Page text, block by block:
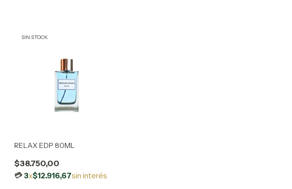
SIN STOCK
RELAX EDP 80ML
$38.750,00
3x$12.916,67sin interés